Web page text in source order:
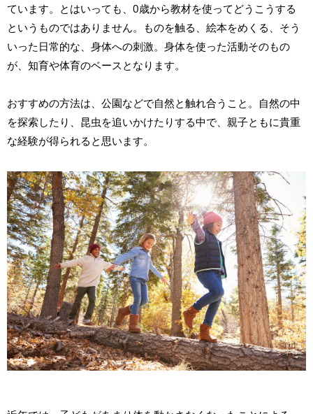
ています。とはいっても、0歳から教材を使ってどうこうする
というものではありません。ものを触る、絵本をめくる、そう
いった日常的な、身体への刺激。身体を使った活動そのもの
が、知育や体育のベースとなります。
おすすめの方法は、公園などで自然と触れ合うこと。自然の中
を探索したり、昆虫を追いかけたりする中で、親子ともに貴重
な経験が得られると思います。